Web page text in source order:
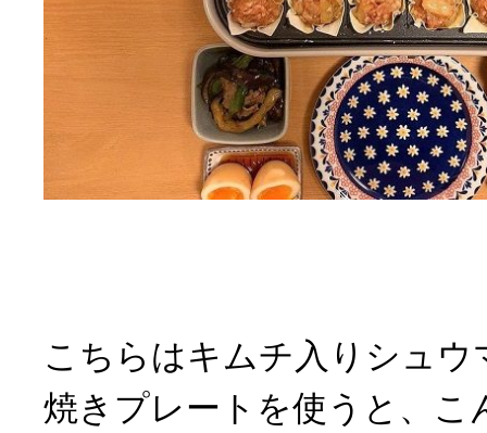
こちらはキムチ入りシュウ
焼きプレートを使うと、こ